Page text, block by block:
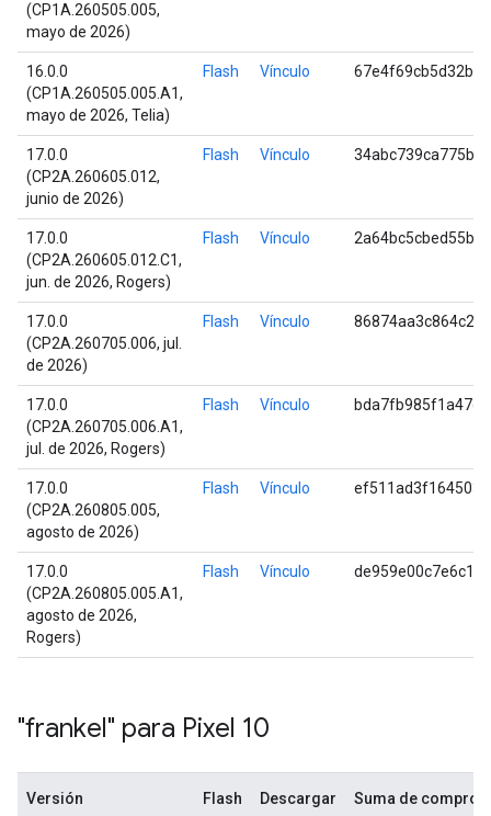
(CP1A.260505.005,
mayo de 2026)
16.0.0
(CP1A.260505.005.A1,
mayo de 2026, Telia)
Flash Vínculo
17.0.0
(CP2A.260605.012,
junio de 2026)
Flash Vínculo
17.0.0
(CP2A.260605.012.C1,
jun. de 2026, Rogers)
Flash Vínculo
17.0.0
(CP2A.260705.006, jul.
de 2026)
Flash Vínculo
17.0.0
(CP2A.260705.006.A1,
jul. de 2026, Rogers)
Flash Vínculo
17.0.0
(CP2A.260805.005,
agosto de 2026)
Flash Vínculo
17.0.0
(CP2A.260805.005.A1,
agosto de 2026,
Rogers)
Flash Vínculo
"frankel" para Pixel 10
Versión Flash Descargar Suma de